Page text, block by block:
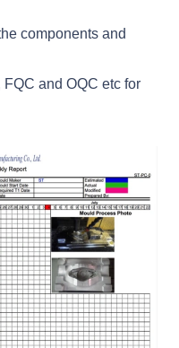
components and
and OQC etc for